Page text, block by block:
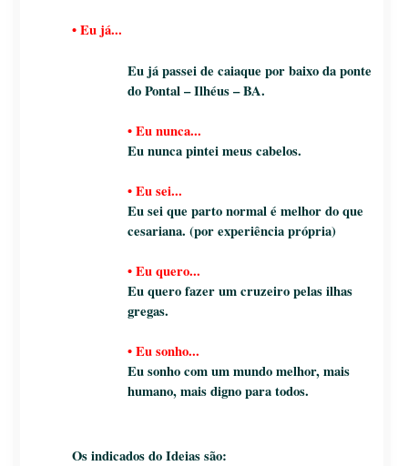
•Eu já...
Eu já passei de caiaque por baixo da ponte
do Pontal – Ilhéus – BA.
•Eu nunca...
Eu nunca pintei meus cabelos.
•Eu sei...
Eu sei que parto normal é melhor do que
cesariana. (por experiência própria)
•Eu quero...
Eu quero fazer um cruzeiro pelas ilhas
gregas.
•Eu sonho...
Eu sonho com um mundo melhor, mais
humano, mais digno para todos.
Os indicados do Ideias são: